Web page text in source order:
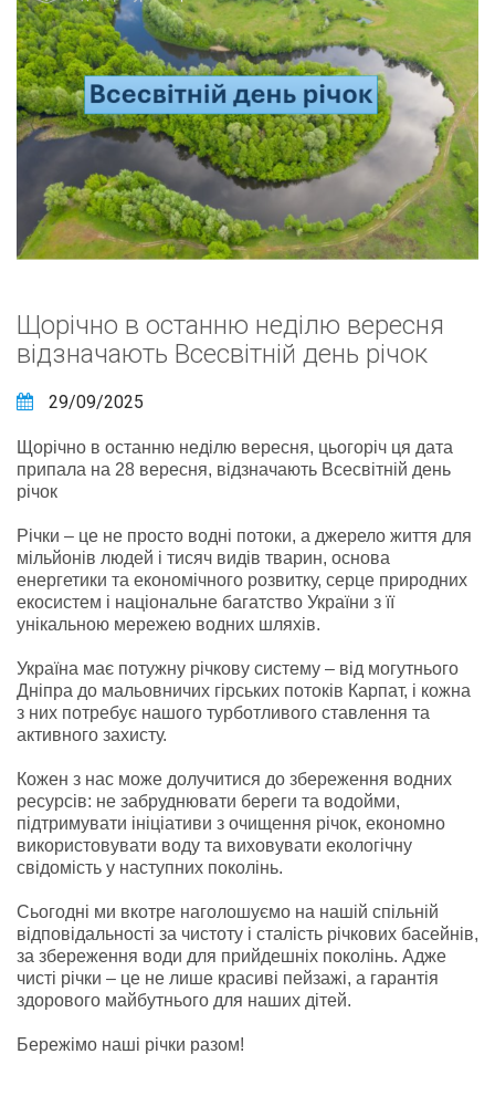
Щорічно в останню неділю вересня
відзначають Всесвітній день річок
29/09/2025
Щорічно в останню неділю вересня, цьогоріч ця дата
припала на 28 вересня, відзначають Всесвітній день
річок
Річки – це не просто водні потоки, а джерело життя для
мільйонів людей і тисяч видів тварин, основа
енергетики та економічного розвитку, серце природних
екосистем і національне багатство України з її
унікальною мережею водних шляхів.
Україна має потужну річкову систему – від могутнього
Дніпра до мальовничих гірських потоків Карпат, і кожна
з них потребує нашого турботливого ставлення та
активного захисту.
Кожен з нас може долучитися до збереження водних
ресурсів: не забруднювати береги та водойми,
підтримувати ініціативи з очищення річок, економно
використовувати воду та виховувати екологічну
свідомість у наступних поколінь.
Сьогодні ми вкотре наголошуємо на нашій спільній
відповідальності за чистоту і сталість річкових басейнів,
за збереження води для прийдешніх поколінь. Адже
чисті річки – це не лише красиві пейзажі, а гарантія
здорового майбутнього для наших дітей.
Бережімо наші річки разом!